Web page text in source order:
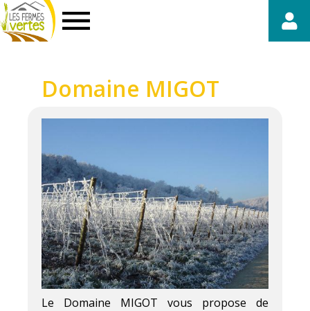
Fermes
Domaine MIGOT
Le Domaine MIGOT vous propose de